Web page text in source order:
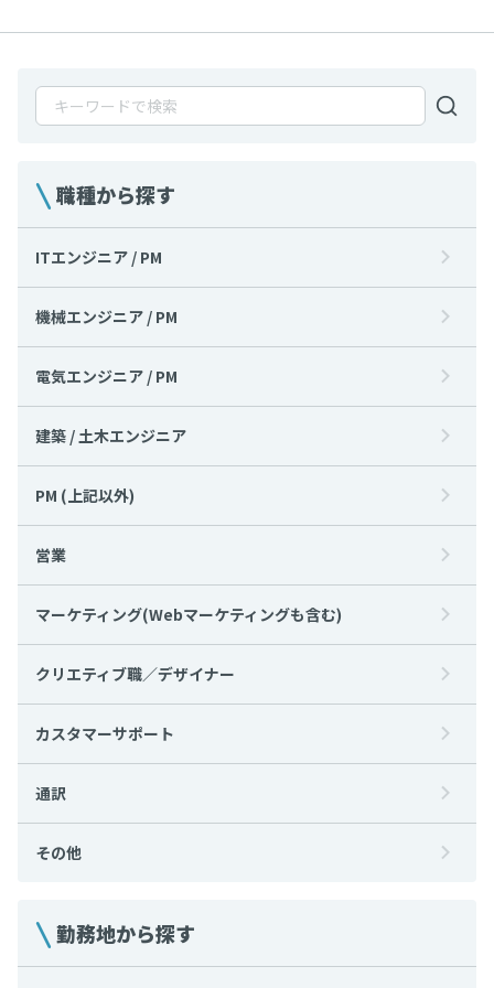
職種から探す
ITエンジニア / PM
機械エンジニア / PM
電気エンジニア / PM
建築 / 土木エンジニア
PM (上記以外)
営業
マーケティング(Webマーケティングも含む)
クリエティブ職／デザイナー
カスタマーサポート
通訳
その他
勤務地から探す